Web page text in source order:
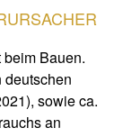
Bauen.
deutschen
sowie ca.
an